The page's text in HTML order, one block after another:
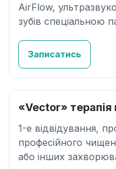
AirFlow,
зубів спеціальною
Записатись
«Vector» терапія
1-е відвідування,
професійного
або інших